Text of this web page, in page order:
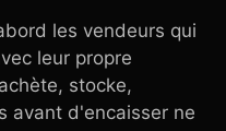
les vendeurs qui
leur propre
stocke,
avant d'encaisser ne